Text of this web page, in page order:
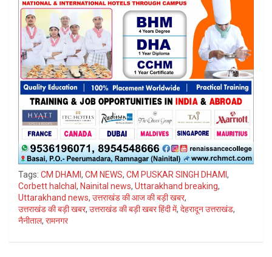
Tags: CM DHAMI , CM NEWS, CM PUSKAR SINGH DHAMI ,
Corbett halchal , Nainital news, Uttarakhand breaking,
Uttarakhand news, उत्तराखंड की आज की बड़ी खबर,
उत्तराखंड की बड़ी खबर, उत्तराखंड की बड़ी खबर हिंदी में, देहरादून उत्तराखंड,
नैनीताल, रामनगर